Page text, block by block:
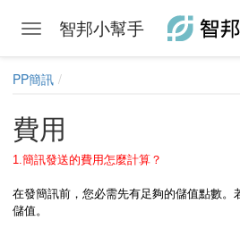
Toggle navigation
智邦小幫手
PP簡訊
費用
1.簡訊發送的費用怎麼計算？
在發簡訊前，您必需先有足夠的儲值點數。
儲值。